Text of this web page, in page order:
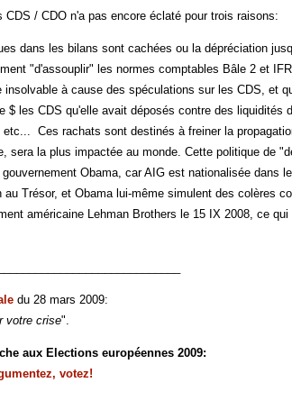
CDS / CDO n'a pas encore éclaté pour trois raisons:
dans les bilans sont cachées ou la dépréciation
"d'assouplir" les normes comptables Bâle 2 et
insolvable à cause des spéculations sur les CDS, et
$ les CDS qu'elle avait déposés contre des
Ces rachats sont destinés à freiner la
sera la plus impactée au monde. Cette politique de
Obama, car AIG est nationalisée
au Trésor, et Obama lui-même simulent des colères
américaine Lehman Brothers le 15 IX 2008, ce
du 28 mars 2009:
votre crise".
aux Elections européennes 2009:
votez!